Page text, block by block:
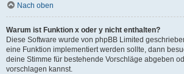
Nach oben
Warum ist Funktion x oder y nicht enthalten?
Diese Software wurde von phpBB Limited
eine Funktion implementiert werden sollte, dann
deine Stimme für bestehende Vorschläge abgeben
vorschlagen kannst.